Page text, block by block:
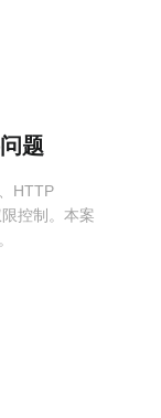
题
HTTP
控制。本案